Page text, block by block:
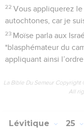
ses descendants : elle
d’origine à l’année du
Par contre, les
seront considérées
pourront être
32
Quant aux villes
posséderont, ceux-ci
Si un lévite a vendu